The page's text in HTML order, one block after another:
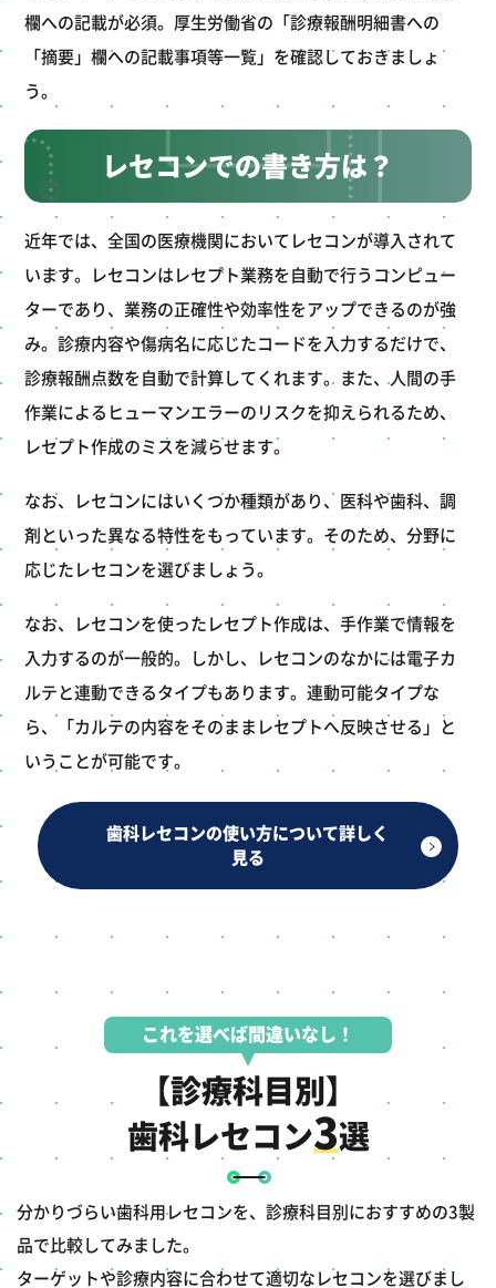
欄への記載が必須。厚生労働省の「診療報酬明細書への
「摘要」欄への記載事項等一覧」を確認しておきましょ
う。
レセコンでの書き方は？
近年では、全国の医療機関においてレセコンが導入されて
います。レセコンはレセプト業務を自動で行うコンピュー
ターであり、業務の正確性や効率性をアップできるのが強
み。診療内容や傷病名に応じたコードを入力するだけで、
診療報酬点数を自動で計算してくれます。また、人間の手
作業によるヒューマンエラーのリスクを抑えられるため、
レセプト作成のミスを減らせます。
なお、レセコンにはいくつか種類があり、医科や歯科、調
剤といった異なる特性をもっています。そのため、分野に
応じたレセコンを選びましょう。
なお、レセコンを使ったレセプト作成は、手作業で情報を
入力するのが一般的。しかし、レセコンのなかには電子カ
ルテと連動できるタイプもあります。連動可能タイプな
ら、「カルテの内容をそのままレセプトへ反映させる」と
いうことが可能です。
歯科レセコンの使い方について詳しく
見る
これを選べば間違いなし！
【診療科目別】
歯科レセコン3選
分かりづらい歯科用レセコンを、診療科目別におすすめの3製
品で比較してみました。
ターゲットや診療内容に合わせて適切なレセコンを選びまし